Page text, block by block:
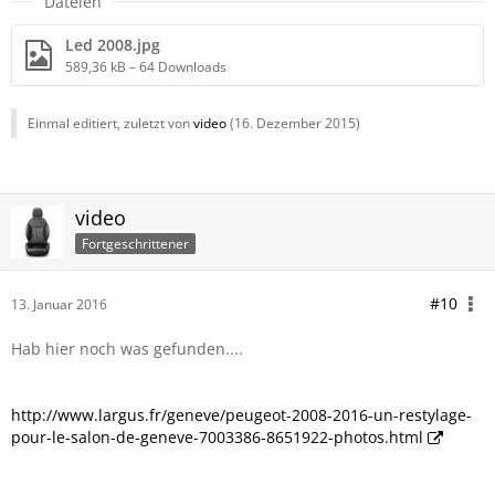
Led 2008.jpg
589,36 kB – 64 Downloads
Einmal editiert, zuletzt vonvideo(16. Dezember 2015)
video
Fortgeschrittener
13. Januar 2016 #10
Hab hier noch was gefunden....
http://www.largus.fr/geneve/peugeot-2008-2016-un-restylage-
pour-le-salon-de-geneve-7003386-8651922-photos.html